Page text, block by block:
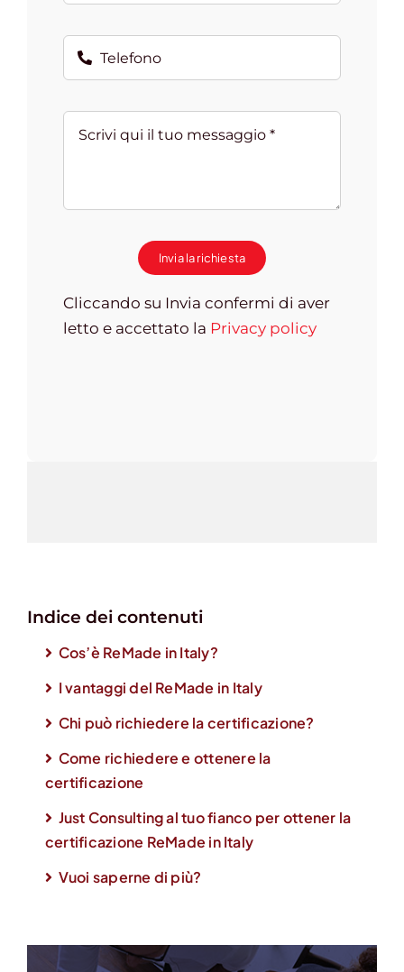
Invia la richiesta
Cliccando su Invia confermi di aver
letto e accettato la Privacy policy
Indice dei contenuti
Cos’è ReMade in Italy?
I vantaggi del ReMade in Italy
Chi può richiedere la certificazione?
Come richiedere e ottenere la
certificazione
Just Consulting al tuo fianco per ottener la
certificazione ReMade in Italy
Vuoi saperne di più?